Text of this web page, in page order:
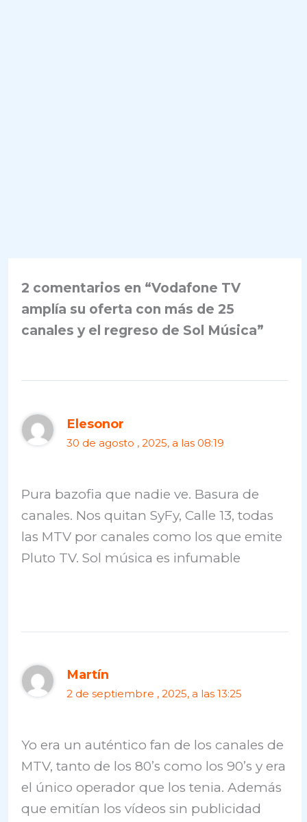
2 comentarios en “Vodafone TV
amplía su oferta con más de 25
canales y el regreso de Sol Música”
Elesonor
30 de agosto , 2025, a las 08:19
Pura bazofia que nadie ve. Basura de
canales. Nos quitan SyFy, Calle 13, todas
las MTV por canales como los que emite
Pluto TV. Sol música es infumable
Martín
2 de septiembre , 2025, a las 13:25
Yo era un auténtico fan de los canales de
MTV, tanto de los 80’s como los 90’s y era
el único operador que los tenia. Además
que emitían los vídeos sin publicidad